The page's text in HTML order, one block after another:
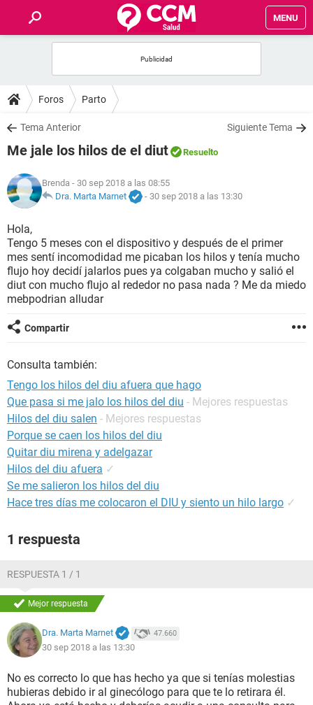
MENU
FOROS
SALUD
FAMILIA
NUTRICIÓN
BIENESTAR
SEXUALIDAD
GLOSARIO
Foros Parto
Tema Anterior Siguiente Tema
Me jale los hilos de el diut Resuelto
Brenda - 30 sep 2018 a las 08:55
Dra. Marta Marnet
- 30 sep 2018 a las 13:30
Hola,
Tengo 5 meses con el dispositivo y después de el primer
mes sentí incomodidad me picaban los hilos y tenía mucho
flujo hoy decidí jalarlos pues ya colgaban mucho y salió el
diut con mucho flujo al rededor no pasa nada ? Me da miedo
mebpodrian alludar
Compartir
Consulta también:
Tengo los hilos del diu afuera que hago
Que pasa si me jalo los hilos del diu - Mejores respuestas
Hilos del diu salen - Mejores respuestas
Porque se caen los hilos del diu
Quitar diu mirena y adelgazar
Hilos del diu afuera ✓
Se me salieron los hilos del diu
Hace tres días me colocaron el DIU y siento un hilo largo ✓
1 respuesta
RESPUESTA 1 / 1
Mejor respuesta
Dra. Marta Marnet 47.660
30 sep 2018 a las 13:30
No es correcto lo que has hecho ya que si tenías molestias
hubieras debido ir al ginecólogo para que te lo retirara él.